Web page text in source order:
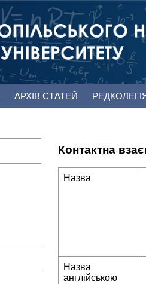
АРХІВ СТАТЕЙ
Контактна
Назва
Назва
англійською